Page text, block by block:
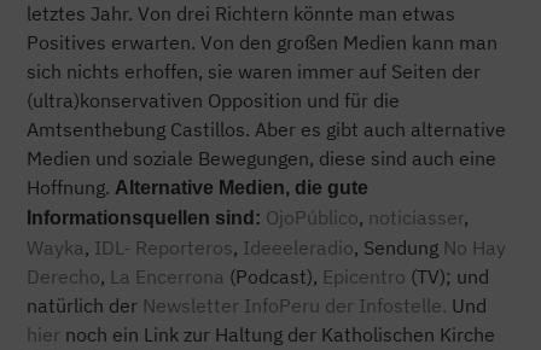
letztes Jahr. Von drei Richtern könnte man etwas
Positives erwarten. Von den großen Medien kann man
sich nichts erhoffen, sie waren immer auf Seiten der
(ultra)konservativen Opposition und für die
Amtsenthebung Castillos. Aber es gibt auch alternative
Medien und soziale Bewegungen, diese sind auch eine
Hoffnung.Alternative Medien, die gute
Informationsquellen sind: OjoPúblico, noticiasser,
Wayka, IDL- Reporteros, Ideeeleradio, Sendung No Hay
Derecho, La Encerrona (Podcast), Epicentro (TV); und
natürlich der Newsletter InfoPeru der Infostelle. Und
hier noch ein Link zur Haltung der Katholischen Kirche